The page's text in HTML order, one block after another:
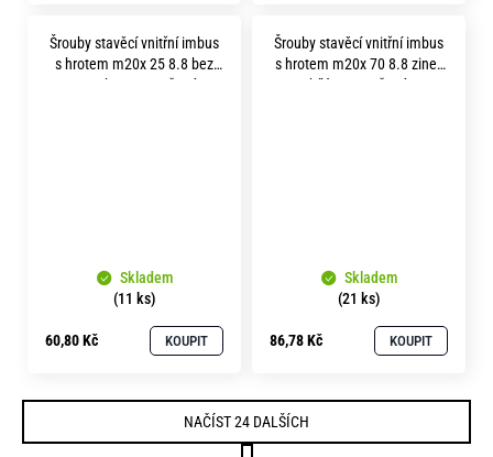
Šrouby stavěcí vnitřní imbus
s hrotem m20x 25 8.8 bez
povrchu soustružené
Skladem
(11 ks)
60,80 Kč KOUPIT
Šrouby stavěcí vnitřní imbus
s hrotem m20x 70 8.8 zinek
bílý soustružené
Skladem
(21 ks)
86,78 Kč KOUPIT
NAČÍST 24 DALŠÍCH